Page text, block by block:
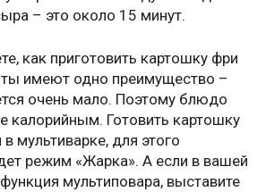
– это около 15 минут.
как приготовить картошку фри
имеют одно преимущество –
очень мало. Поэтому блюдо
калорийным. Готовить картошку
мультиварке, для этого
режим «Жарка». А если в вашей
мультиповара, выставите